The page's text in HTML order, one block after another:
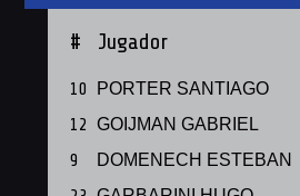
# Jugador
10 PORTER SANTIAGO
12 GOIJMAN GABRIEL
9
DOMENECH ESTEBAN